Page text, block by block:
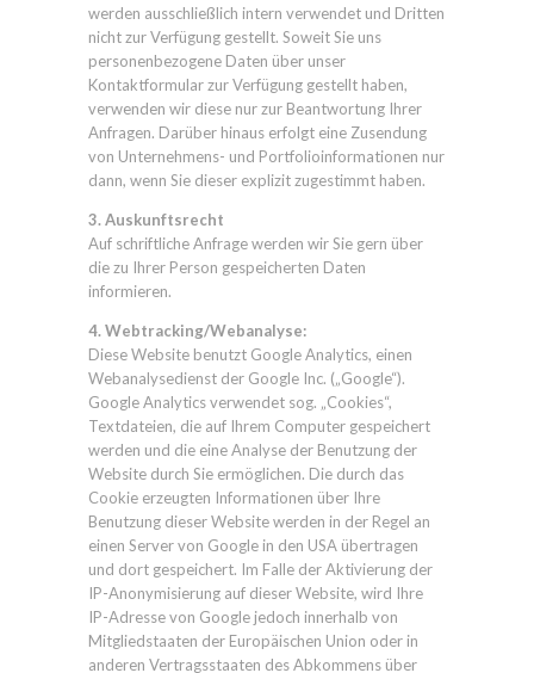
werden ausschließlich intern verwendet und Dritten
nicht zur Verfügung gestellt. Soweit Sie uns
personenbezogene Daten über unser
Kontaktformular zur Verfügung gestellt haben,
verwenden wir diese nur zur Beantwortung Ihrer
Anfragen. Darüber hinaus erfolgt eine Zusendung
von Unternehmens- und Portfolioinformationen nur
dann, wenn Sie dieser explizit zugestimmt haben.
3. Auskunftsrecht
Auf schriftliche Anfrage werden wir Sie gern über
die zu Ihrer Person gespeicherten Daten
informieren.
4. Webtracking/Webanalyse:
Diese Website benutzt Google Analytics, einen
Webanalysedienst der Google Inc. („Google“).
Google Analytics verwendet sog. „Cookies“,
Textdateien, die auf Ihrem Computer gespeichert
werden und die eine Analyse der Benutzung der
Website durch Sie ermöglichen. Die durch das
Cookie erzeugten Informationen über Ihre
Benutzung dieser Website werden in der Regel an
einen Server von Google in den USA übertragen
und dort gespeichert. Im Falle der Aktivierung der
IP-Anonymisierung auf dieser Website, wird Ihre
IP-Adresse von Google jedoch innerhalb von
Mitgliedstaaten der Europäischen Union oder in
anderen Vertragsstaaten des Abkommens über